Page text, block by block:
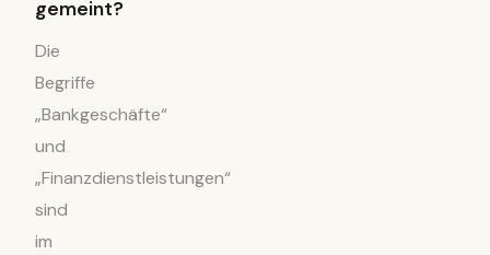
gemeint?
Die
Begriffe
„Bankgeschäfte“
und
„Finanzdienstleistungen“
sind
im